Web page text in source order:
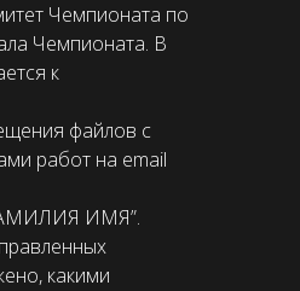
Чемпионата по
Чемпионата. В
к
файлов с
работ на email
ИМЯ”.
какими